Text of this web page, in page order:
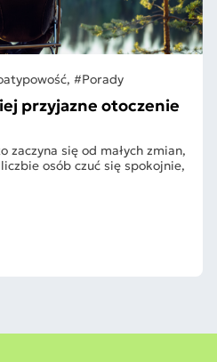
#Porady
przyjazne otoczenie
zaczyna się od małych zmian,
osób czuć się spokojnie,